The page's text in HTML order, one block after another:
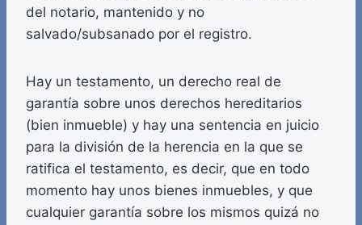
del notario, mantenido y no
salvado/subsanado por el registro.
Hay un testamento, un derecho real de
garantía sobre unos derechos hereditarios
(bien inmueble) y hay una sentencia en juicio
para la división de la herencia en la que se
ratifica el testamento, es decir, que en todo
momento hay unos bienes inmuebles, y que
cualquier garantía sobre los mismos quizá no